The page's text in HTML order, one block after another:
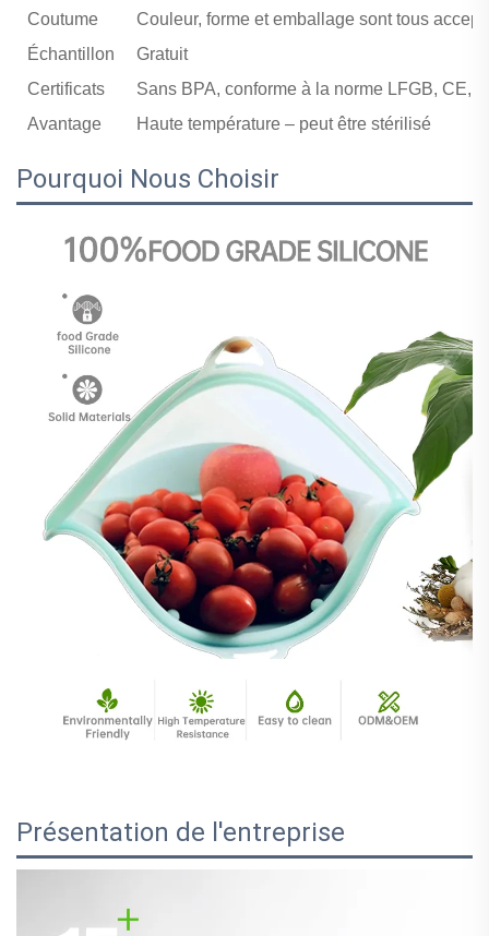
Coutume
Couleur, forme et emballage sont tous
Échantillon
Gratuit
Certificats
Sans BPA, conforme à la norme LFGB, CE,
Avantage
Haute température – peut être stérilisé
Pourquoi Nous Choisir
Présentation de l'entreprise